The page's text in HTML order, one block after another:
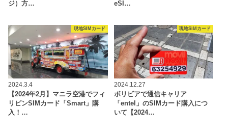
ジ）方… eSI…
現地SIMカード
2024.3.4
【2024年2月】マニラ空港でフィ
リピンSIMカード「Smart」購
入！…
現地SIMカード
2024.12.27
ボリビアで通信キャリア
「entel」のSIMカード購入につ
いて【2024…